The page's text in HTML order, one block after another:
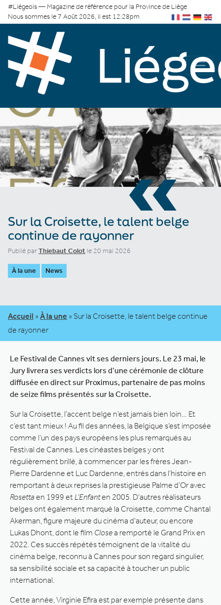
#Liégeois — Magazine de référence pour la Province de Liège
Nous sommes le 7 Août 2026, il est 12:28pm
«
Sur la Croisette, le talent belge
continue de rayonner
Publié parThiebaut Colot le 20 mai 2026
À la une News
Accueil » À la une » Sur la Croisette, le talent belge continue
de rayonner
Le Festival de Cannes vit ses derniers jours. Le 23 mai, le
Jury livrera ses verdicts lors d’une cérémonie de clôture
diffusée en direct sur Proximus, partenaire de pas moins
de seize films présentés sur la Croisette.
Sur la Croisette, l’accent belge n’est jamais bien loin… Et
c’est tant mieux ! Au fil des années, la Belgique s’est imposée
comme l’un des pays européens les plus remarqués au
Festival de Cannes. Les cinéastes belges y ont
régulièrement brillé, à commencer par les frères Jean-
Pierre Dardenne et Luc Dardenne, entrés dans l’histoire en
remportant à deux reprises la prestigieuse Palme d’Or avec
Rosetta en 1999 et L’Enfanten 2005. D’autres réalisateurs
belges ont également marqué la Croisette, comme Chantal
Akerman, figure majeure du cinéma d’auteur, ou encore
Lukas Dhont, dont le film Closea remporté le Grand Prix en
2022. Ces succès répétés témoignent de la vitalité du
cinéma belge, reconnu à Cannes pour son regard singulier,
sa sensibilité sociale et sa capacité à toucher un public
international.
Cette année, Virginie Efira est par exemple présente dans